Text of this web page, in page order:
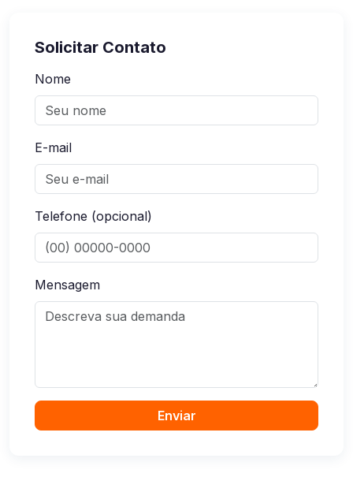
Solicitar Contato
Nome
E-mail
Telefone (opcional)
Mensagem
Enviar